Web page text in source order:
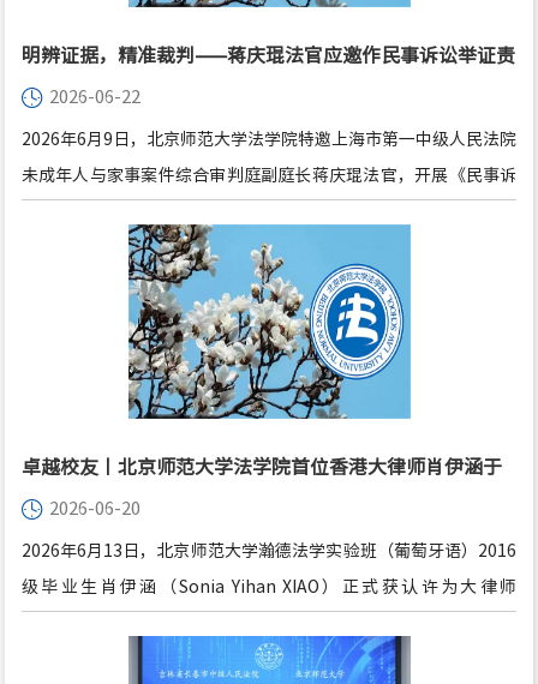
明辨证据，精准裁判——蒋庆琨法官应邀作民事诉讼举证责
任分配专题讲座
2026-06-22
2026年6月9日，北京师范大学法学院特邀上海市第一中级人民法院
未成年人与家事案件综合审判庭副庭长蒋庆琨法官，开展《民事诉
范大学法学院副教授李潇潇老师主持，现场师生踊跃参与，研讨氛
卓越校友丨北京师范大学法学院首位香港大律师肖伊涵于
实习期间正式获认许执业
2026-06-20
2026年6月13日，北京师范大学瀚德法学实验班（葡萄牙语）2016
级毕业生肖伊涵（Sonia Yihan XIAO）正式获认许为大律师
香港获认许执业的大律师。肖伊涵的职业突破充分彰显北京师范大